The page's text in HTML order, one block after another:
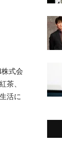
式会
茶、
活に